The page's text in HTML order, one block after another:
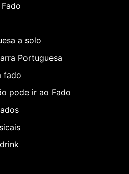
a solo
Portuguesa
fado
pode ir ao Fado